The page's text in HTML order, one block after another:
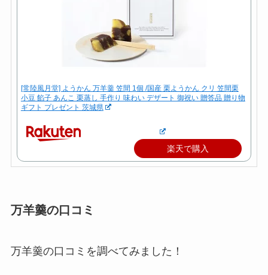
[常陸風月堂] ようかん 万羊羹 笠間 1個 /国産 栗ようかん クリ 笠間栗
小豆 餡子 あんこ 栗蒸し 手作り 味わい デザート 御祝い 贈答品 贈り物
ギフト プレゼント 茨城県
楽天で購入
万羊羹の口コミ
万羊羹の口コミを調べてみました！